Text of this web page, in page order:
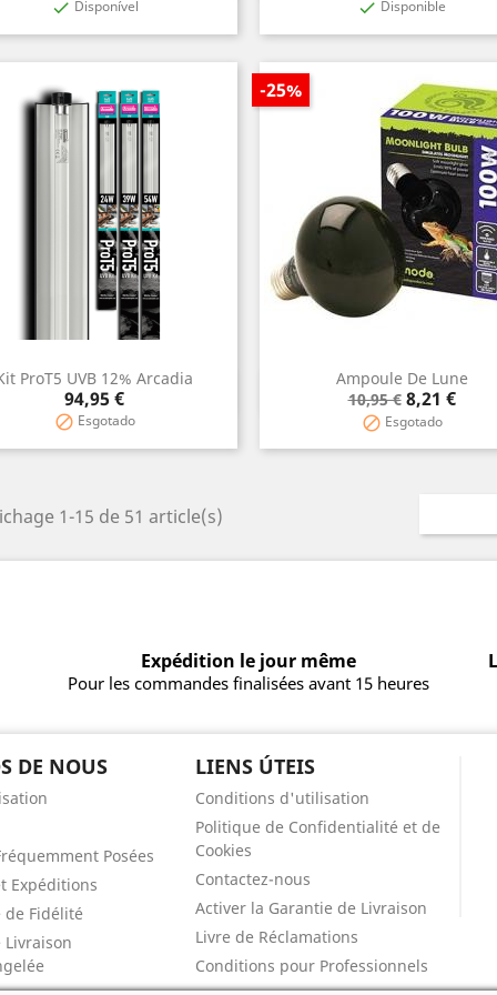
 Disponível  Disponible
ProT5 UVB 12% Arcadia
Prix
94,95 €
 Esgotado
Aperçu rapide
Ampoule De Lune
Prix
de
10,95 €
-25%
Prix
8,21 €
 Esgotado
Aperçu rapide
1-15 de 51 article(s)
Expédition le jour même
Pour les commandes finalisées avant 15 heures
DE NOUS
Posées
Expéditions
de Fidélité
Livraison
LIENS ÚTEIS
Conditions d'utilisation
Politique de Confidentialité et de
Cookies
Contactez-nous
Activer la Garantie de Livraison
Livre de Réclamations
Conditions pour Professionnels